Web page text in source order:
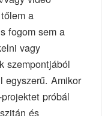
a
fogom sem a
vagy
szempontjából
egyszerű. Amikor
próbál
és